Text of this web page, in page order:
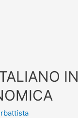
IN